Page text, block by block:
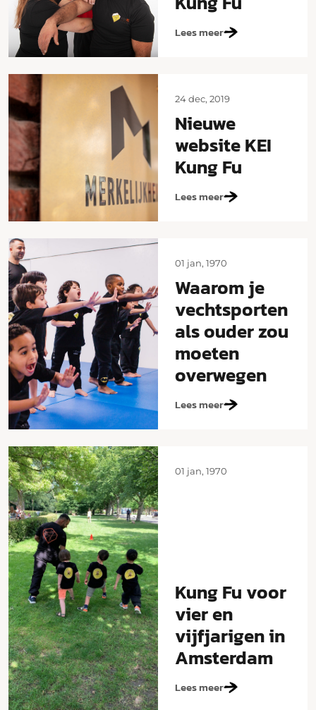
Lees meer
24 dec, 2019
Nieuwe
website KEI
Kung Fu
Lees meer
01 jan, 1970
Waarom je
vechtsporten
als ouder zou
moeten
overwegen
Lees meer
01 jan, 1970
Kung Fu voor
vier en
vijfjarigen in
Amsterdam
Lees meer